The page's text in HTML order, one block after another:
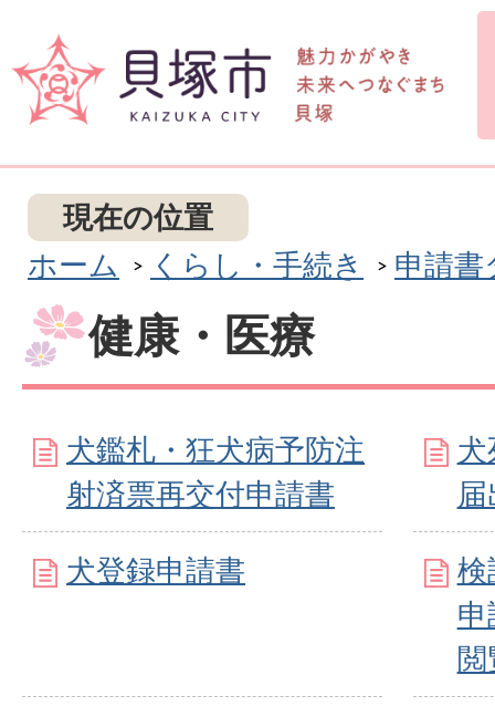
現在の位置
ホーム
くらし・手続き 申請書
健康・医療
犬鑑札・狂犬病予防注
射済票再交付申請書
犬登録申請書
検
閲